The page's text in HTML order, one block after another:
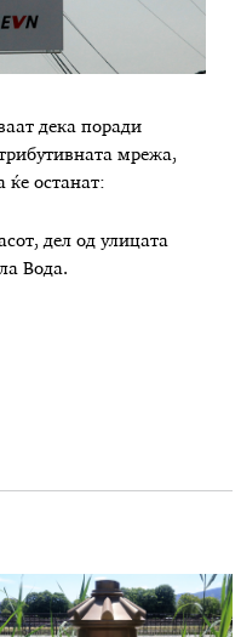
дека поради
мрежа,
ќе останат:
дел од улицата
Вода.